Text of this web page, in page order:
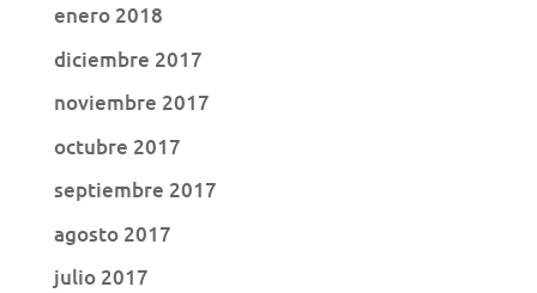
enero 2018
diciembre 2017
noviembre 2017
octubre 2017
septiembre 2017
agosto 2017
julio 2017